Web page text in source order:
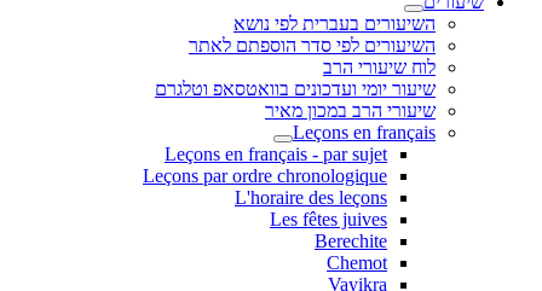
השיעורים בעברית לפי נושא
השיעורים לפי סדר הוספתם לאתר
לוח שיעורי הרב
שיעור יומי ועדכונים בוואטסאפ וטלגרם
שיעורי הרב במכון מאיר
Leçons en français
Leçons en français - par sujet
Leçons par ordre chronologique
L'horaire des leçons
Les fêtes juives
Berechite
Chemot
Vayikra